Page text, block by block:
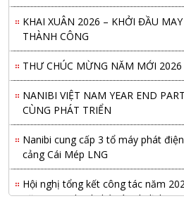
KHAI XUÂN 2026 – KHỞI ĐẦU
THÀNH CÔNG
THƯ CHÚC MỪNG NĂM MỚI 2026
NANIBI VIỆT NAM YEAR END
CÙNG PHÁT TRIỂN
Nanibi cung cấp 3 tổ máy phát
cảng Cái Mép LNG
Hội nghị tổng kết công tác năm
năm 2026 do chi hội tàu du lịch Hạ